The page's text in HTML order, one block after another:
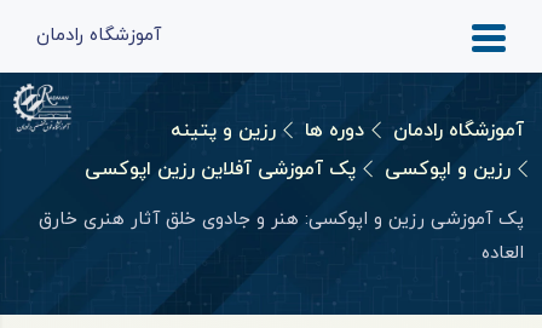
آموزشگاه رادمان
آموزشگاه رادمان دوره ها
رزین و پتینه
رزین و اپوکسی
پک آموزشی آفلاین رزین اپوکسی
پک آموزشی رزین و اپوکسی: هنر و جادوی خلق آثار هنری خارق
العاده